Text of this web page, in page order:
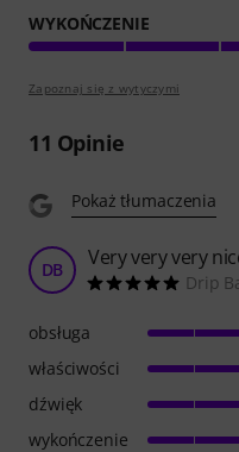
WYKOŃCZENIE
Zapoznaj się z wytyczymi
11 Opinie
Pokaż tłumaczenia
DB Very very very
Drip
obsługa
właściwości
dźwięk
wykończenie